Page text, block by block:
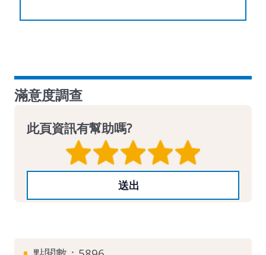
滿意度調查
此頁資訊有幫助嗎?